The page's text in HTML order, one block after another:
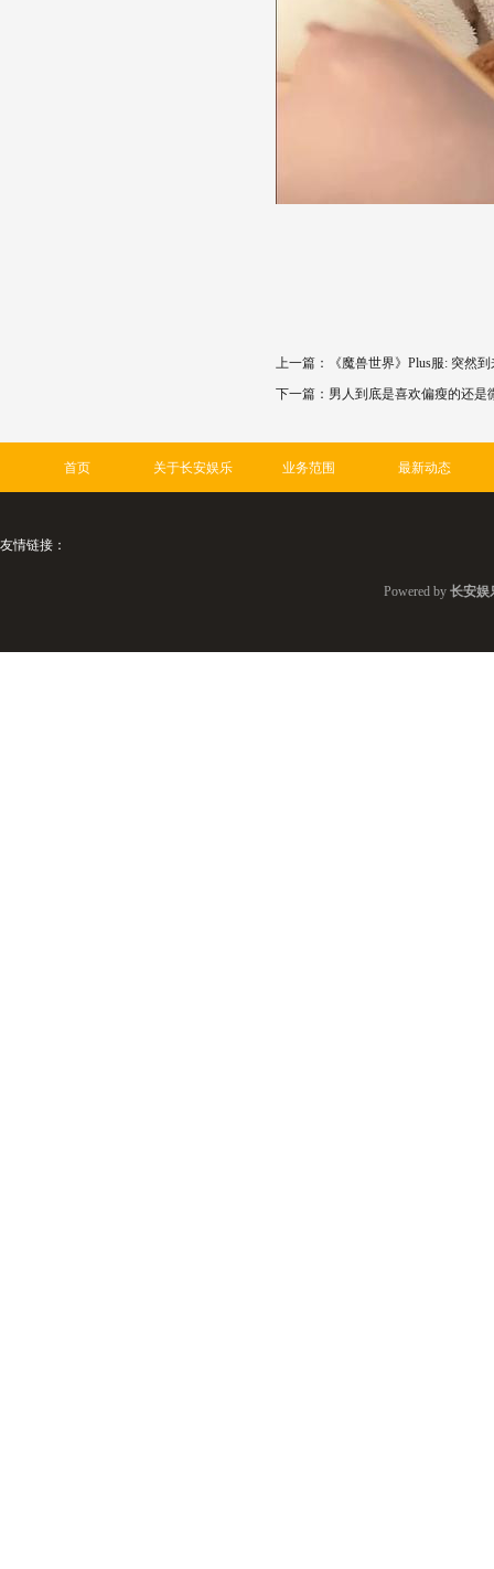
上一篇：
《魔兽世界》Plus服: 突然
下一篇： 男人到底是喜欢偏瘦的还是
首页 关于长安娱乐 业务范围 最新动态
友情链接：
Powered by 长安娱